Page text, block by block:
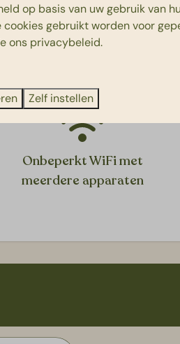
wastafel
wastafel
wastafel
Buiten
Terrasmeubilair
Woonruimte
Eethoek
Houtkachel
bij Beerze
Onbeperkt WiFi met
meerdere apparaten
op basis van uw gebruik van
cookies gebruikt worden voor
ons privacybeleid.
Zelf instellen